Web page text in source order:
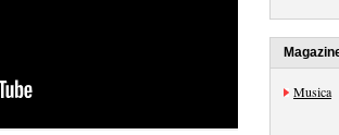
Musica